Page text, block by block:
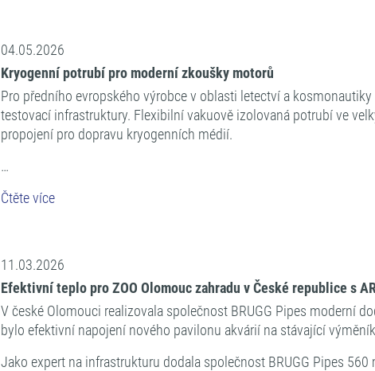
04.05.2026
Kryogenní potrubí pro moderní zkoušky motorů
Pro předního evropského výrobce v oblasti letectví a
testovací infrastruktury. Flexibilní vakuově izolovaná potrubí ve
propojení pro dopravu kryogenních médií.
…
Čtěte více
11.03.2026
Efektivní teplo pro ZOO Olomouc zahradu v České republice s
V české Olomouci realizovala společnost BRUGG Pipes moderní
bylo efektivní napojení nového pavilonu akvárií na stávající
Jako expert na infrastrukturu dodala společnost BRUGG Pipes 560